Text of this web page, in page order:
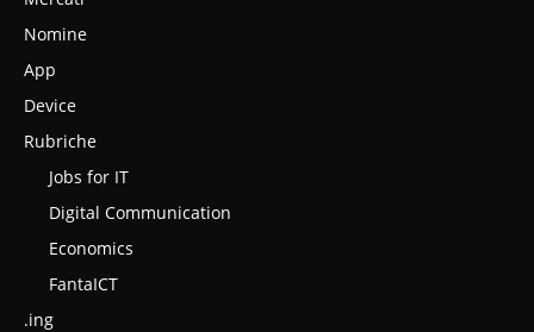
Nomine
App
Device
Rubriche
Jobs for IT
Digital Communication
Economics
FantaICT
.ing